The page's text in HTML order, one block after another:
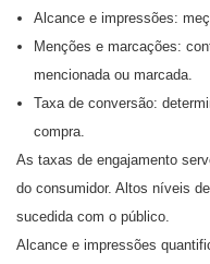
Alcance e impressões:
Menções e marcações:
mencionada ou marcada.
Taxa de conversão:
compra.
As taxas de engajamento
do consumidor. Altos níveis
sucedida com o público.
Alcance e impressões